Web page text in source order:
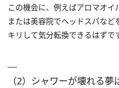
この機会に、例えばアロマオイ
または美容院でヘッドスパなど
キリして気分転換できるはずで
（2）シャワーが壊れる夢